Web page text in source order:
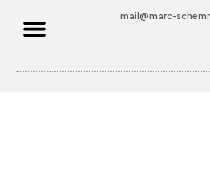
mail@marc-